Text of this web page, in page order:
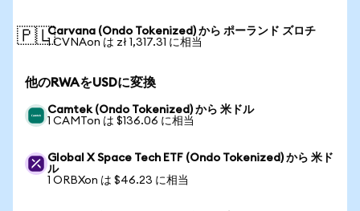
🇵🇱Carvana (Ondo Tokenized) から ポーランド ズロチ
1 CVNAon は zł 1,317.31 に相当
他のRWAをUSDに変換
Camtek (Ondo Tokenized) から 米ドル
1 CAMTon は $136.06 に相当
Global X Space Tech ETF (Ondo Tokenized) から 米ド
ル
1 ORBXon は $46.23 に相当